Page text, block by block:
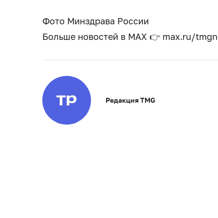
Фото Минздрава России
Больше новостей в МАХ 👉 max.ru/
Редакция TMG